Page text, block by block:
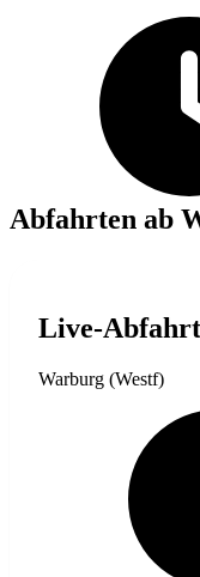
Abfahrten ab
Live-
Warburg (Westf)